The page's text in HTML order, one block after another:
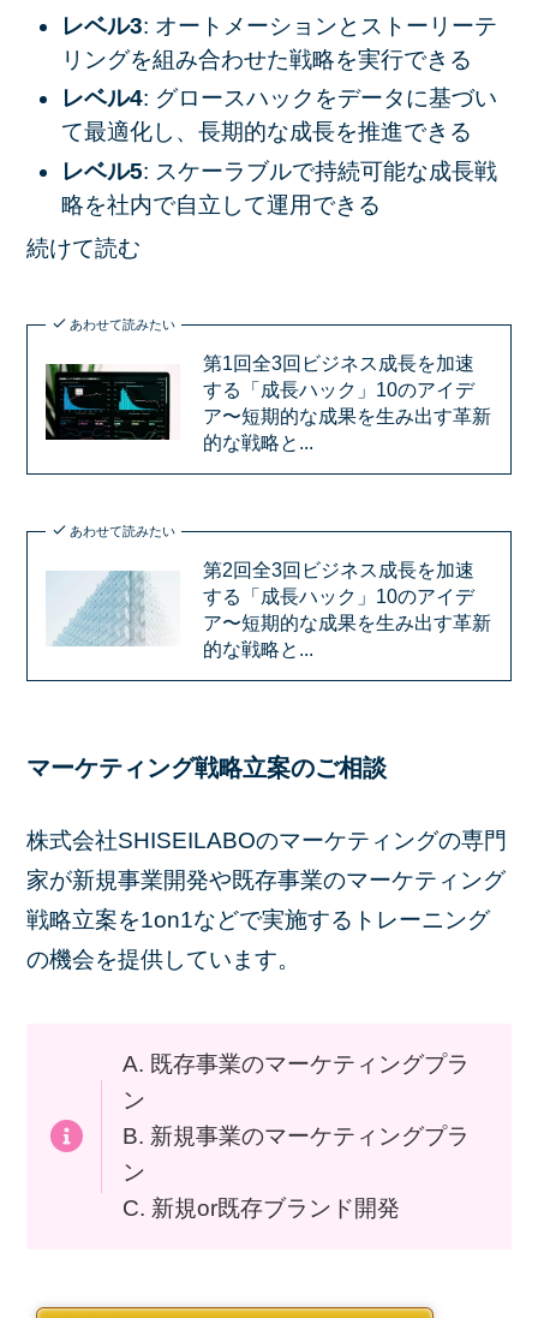
レベル3: オートメーションとストーリーテ
リングを組み合わせた戦略を実行できる
レベル4: グロースハックをデータに基づい
て最適化し、長期的な成長を推進できる
レベル5: スケーラブルで持続可能な成長戦
略を社内で自立して運用できる
続けて読む
あわせて読みたい
第1回全3回ビジネス成長を加速
する「成長ハック」10のアイデ
ア〜短期的な成果を生み出す革新
的な戦略と...
あわせて読みたい
第2回全3回ビジネス成長を加速
する「成長ハック」10のアイデ
ア〜短期的な成果を生み出す革新
的な戦略と...
マーケティング戦略立案のご相談
株式会社SHISEILABOのマーケティングの専門
家が新規事業開発や既存事業のマーケティング
戦略立案を1on1などで実施するトレーニング
の機会を提供しています。
A. 既存事業のマーケティングプラ
ン
B. 新規事業のマーケティングプラ
ン
C. 新規or既存ブランド開発